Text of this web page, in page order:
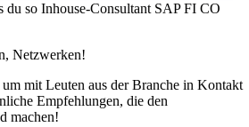
du so Inhouse-Consultant SAP FI CO
Netzwerken!
mit Leuten aus der Branche in Kontakt
Empfehlungen, die den
machen!